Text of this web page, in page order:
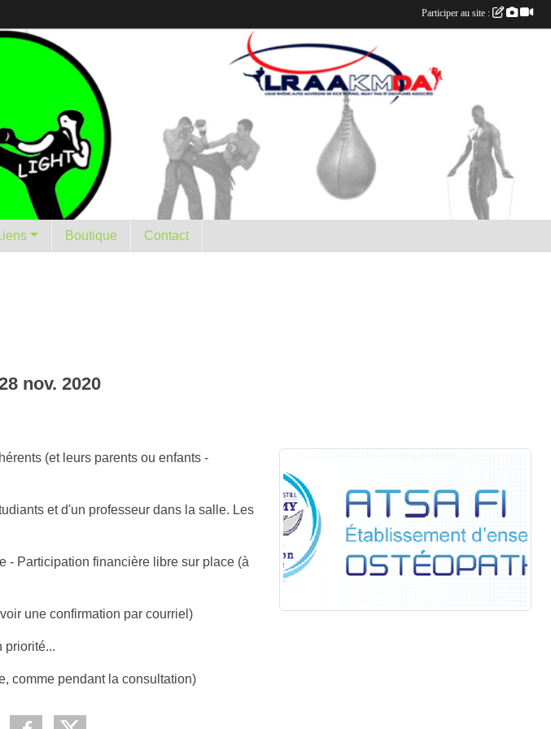
et Liens Boutique Contact
nov. 2020
(et leurs parents ou enfants -
et d'un professeur dans la salle. Les
- Participation financière libre sur place (à
une confirmation par courriel)
priorité...
comme pendant la consultation)
Participer au site :